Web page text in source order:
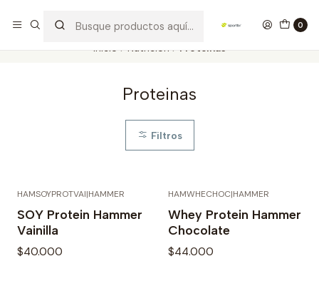
0
Inicio Nutrición Proteinas
Proteinas
Filtros
HAMSOYPROTVAI|HAMMER
SOY Protein Hammer
Vainilla
$40.000
HAMWHECHOC|HAMMER
Whey Protein Hammer
Chocolate
$44.000